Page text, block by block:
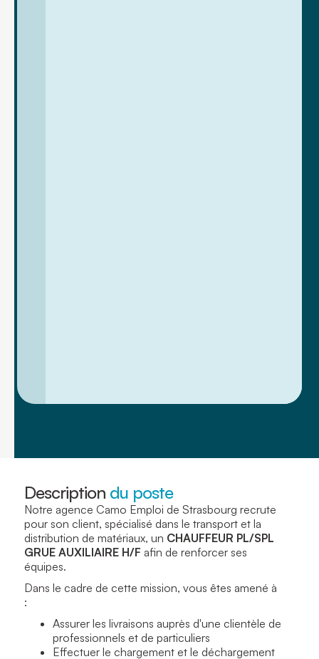
Description du poste
Notre agence Camo Emploi de Strasbourg recrute
pour son client, spécialisé dans le transport et la
distribution de matériaux, un CHAUFFEUR PL/SPL
GRUE AUXILIAIRE H/F afin de renforcer ses
équipes.
Dans le cadre de cette mission, vous êtes amené à
:
Assurer les livraisons auprès d'une clientèle de
professionnels et de particuliers
Effectuer le chargement et le déchargement